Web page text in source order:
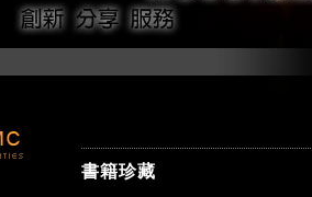
書籍珍藏